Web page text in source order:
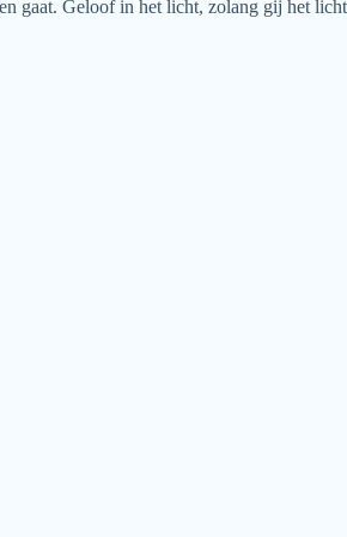
gaat. Geloof in het licht, zolang gij het licht